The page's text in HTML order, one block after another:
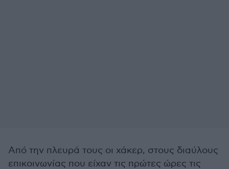
Από την πλευρά τους οι χάκερ, στους διαύλους
επικοινωνίας που είχαν τις πρώτες ώρες τις